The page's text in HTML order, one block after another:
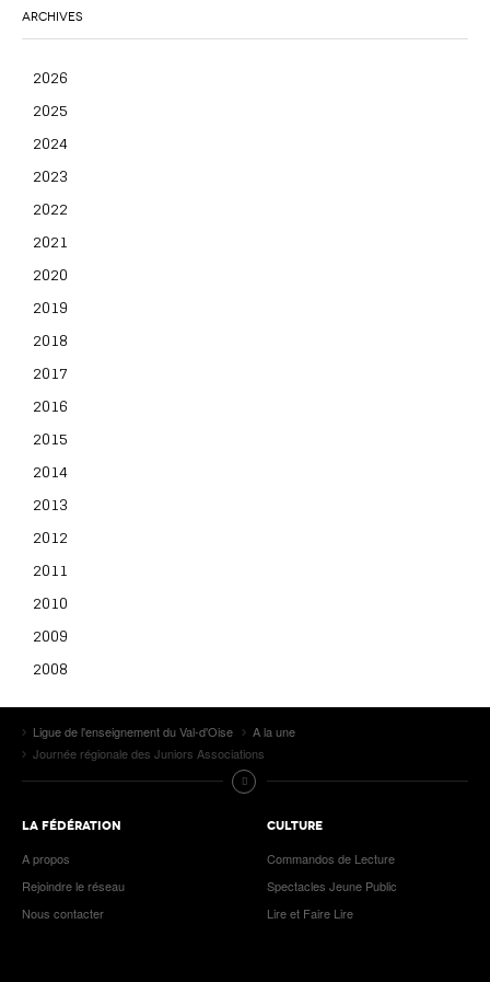
ARCHIVES
2026
2025
2024
2023
2022
2021
2020
2019
2018
2017
2016
2015
2014
2013
2012
2011
2010
2009
2008
Ligue de l'enseignement du Val-d'Oise
A la une
Journée régionale des Juniors Associations
LA FÉDÉRATION
A propos
Rejoindre le réseau
Nous contacter
CULTURE
Commandos de Lecture
Spectacles Jeune Public
Lire et Faire Lire